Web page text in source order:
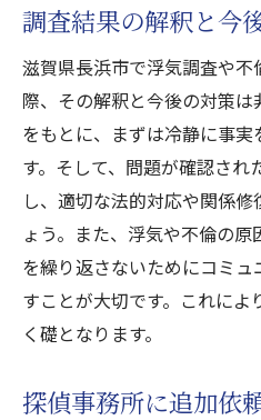
調査結果の解釈と今
滋賀県長浜市で浮気調査や
際、その解釈と今後の対策
をもとに、まずは冷静に事
す。そして、問題が確認され
し、適切な法的対応や関係
ょう。また、浮気や不倫の
を繰り返さないためにコミ
すことが大切です。これに
く礎となります。
探偵事務所に追加依